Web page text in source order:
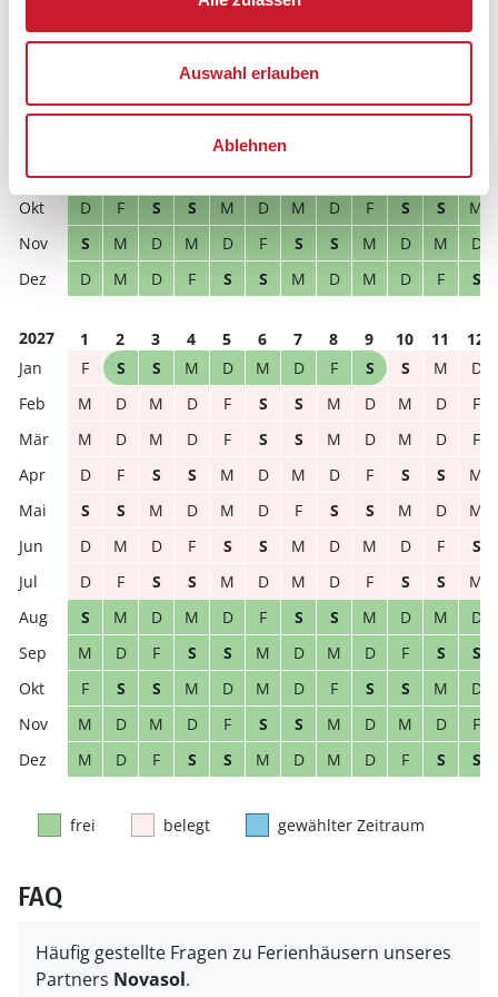
Auswahl erlauben
Ablehnen
2026 1 2 3 4 5 6 7 8 9 10 11
12
M
D
M D F S S M D M D F
S
D
F S S M D M D F S S
M
S
M D M D F S S M D M
D
D
M D F S S M D M D F S
2027 1 2 3 4 5 6 7 8 9 10 11
12
F
S S M D M D F S S M
D
M
D M D F S S M D M D
F
M
D M D F S S M D M D
F
D
F S S M D M D F S S
M
S
S M D M D F S S M D
M
D
M D F S S M D M D F
S
D
F S S M D M D F S S
M
S
M D M D F S S M D M
D
M
D F S S M D M D F S
S
F
S S M D M D F S S M
D
M
D M D F S S M D M D
F
M
D F S S M D M D F S S
frei belegt gewählter Zeitraum
FAQ
Häufig gestellte Fragen zu Ferienhäusern unseres
Partners Novasol.